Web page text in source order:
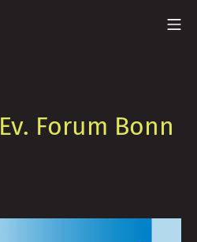
Ev. Forum Bonn